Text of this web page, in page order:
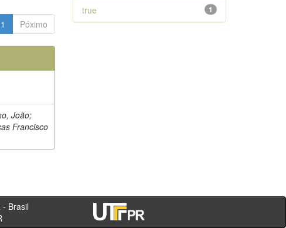
1 Póximo
João;
Francisco
1
true
- PR - Brasil